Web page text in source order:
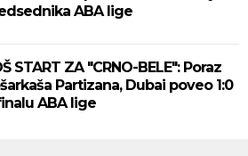
ABA lige
START ZA "CRNO-BELE": Poraz
Partizana, Dubai poveo 1:0
ABA lige